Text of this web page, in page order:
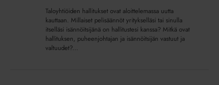
Taloyhtiöiden hallitukset ovat aloittelemassa uutta
kauttaan. Millaiset pelisäännöt yritykselläsi tai sinulla
itselläsi isännöitsijänä on hallitustesi kanssa? Mitkä ovat
hallituksen, puheenjohtajan ja isännöitsijän vastuut ja
valtuudet?...